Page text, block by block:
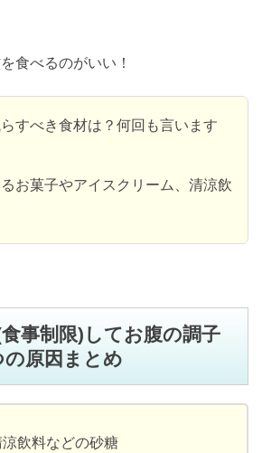
食べるのがいい！
すべき食材は？何回も言います
お菓子やアイスクリーム、清涼飲
事制限)してお腹の調子
原因まとめ
飲料などの砂糖